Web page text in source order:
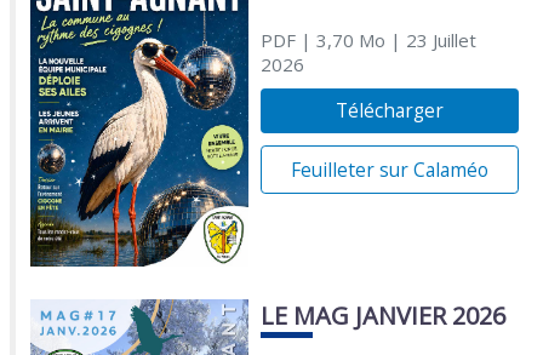
PDF| 3,70 Mo | 23 Juillet
2026
Télécharger
Feuilleter sur Calaméo
LE MAG JANVIER 2026